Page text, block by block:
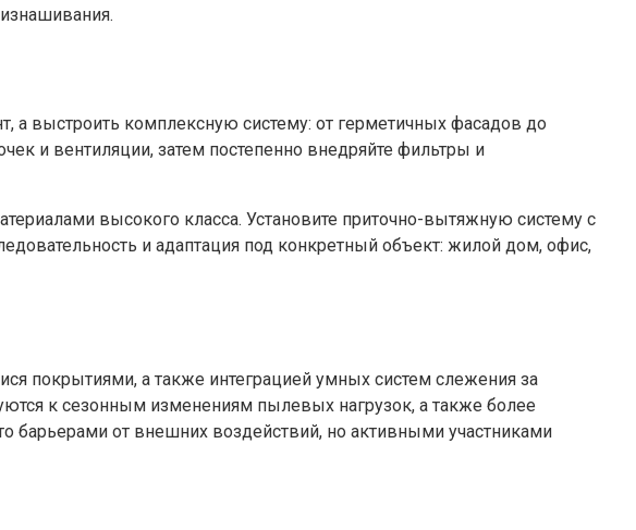
выстроить комплексную систему: от герметичных фасадов до
и вентиляции, затем постепенно внедряйте фильтры и
высокого класса. Установите приточно-вытяжную систему с
и адаптация под конкретный объект: жилой дом, офис,
покрытиями, а также интеграцией умных систем слежения за
к сезонным изменениям пылевых нагрузок, а также более
барьерами от внешних воздействий, но активными участниками